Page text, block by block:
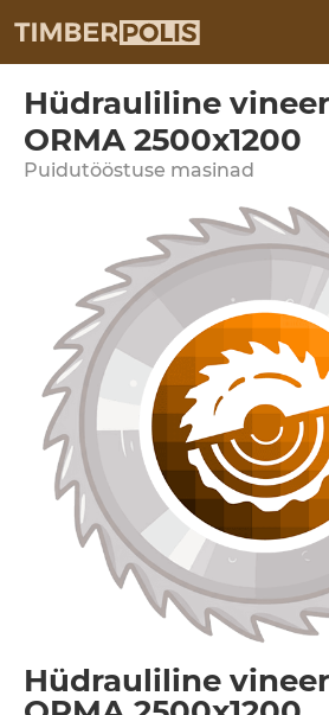
Hüdrauliline
ORMA 2500x1200
Puidutööstuse masinad
Hüdrauliline